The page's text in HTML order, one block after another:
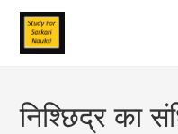
Skip
Content
निश्छिद्र का